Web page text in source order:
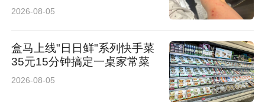
驰君泰（西安）律师事务所管委会主任、西安仲
裁委员会仲裁员李树侠，结合法律实务梳理了科
技成果转化过程中的各类法律难题，深入阐述了
2026-08-05
盒马上线"日日鲜"系列快手菜
35元15分钟搞定一桌家常菜
2026-08-05